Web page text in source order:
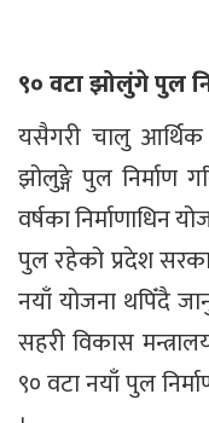
९० वटा झोलुंगे पुल
यसैगरी चालु आर्थिक
झोलुङ्गे पुल निर्माण
वर्षका निर्माणाधिन
पुल रहेको प्रदेश
नयाँ योजना थपिँदै
सहरी विकास
९० वटा नयाँ पुल